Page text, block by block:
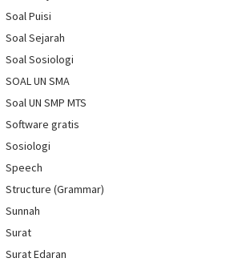
Soal Puisi
Soal Sejarah
Soal Sosiologi
SOAL UN SMA
Soal UN SMP MTS
Software gratis
Sosiologi
Speech
Structure (Grammar)
Sunnah
Surat
Surat Edaran